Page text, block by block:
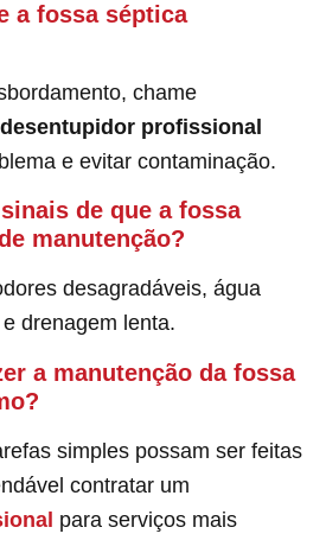
a fossa séptica
chame
desentupidor profissional
e evitar contaminação.
de que a fossa
manutenção?
desagradáveis, água
drenagem lenta.
a manutenção da fossa
simples possam ser feitas
contratar um
para serviços mais